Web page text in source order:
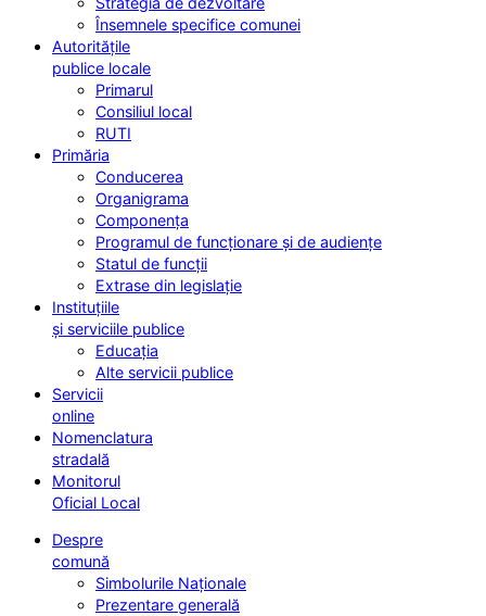
Însemnele specifice comunei
Autoritățile
publice locale
Primarul
Consiliul local
RUTI
Primăria
Conducerea
Organigrama
Componența
Programul de funcționare și de audiențe
Statul de funcții
Extrase din legislație
Instituțiile
și serviciile publice
Educația
Alte servicii publice
Servicii
online
Nomenclatura
stradală
Monitorul
Oficial Local
Despre
comună
Simbolurile Naționale
Prezentare generală